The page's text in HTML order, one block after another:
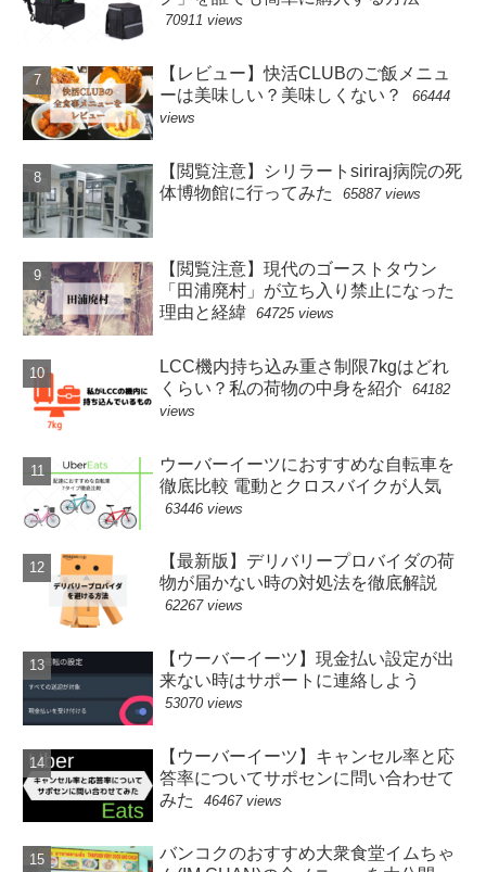
70911 views
【レビュー】快活CLUBのご飯メニュ
ーは美味しい？美味しくない？
66444
views
【閲覧注意】シリラートsiriraj病院の死
体博物館に行ってみた
65887 views
【閲覧注意】現代のゴーストタウン
「田浦廃村」が立ち入り禁止になった
理由と経緯
64725 views
LCC機内持ち込み重さ制限7kgはどれ
くらい？私の荷物の中身を紹介
64182
views
ウーバーイーツにおすすめな自転車を
徹底比較 電動とクロスバイクが人気
63446 views
【最新版】デリバリープロバイダの荷
物が届かない時の対処法を徹底解説
62267 views
【ウーバーイーツ】現金払い設定が出
来ない時はサポートに連絡しよう
53070 views
【ウーバーイーツ】キャンセル率と応
答率についてサポセンに問い合わせて
みた
46467 views
バンコクのおすすめ大衆食堂イムちゃ